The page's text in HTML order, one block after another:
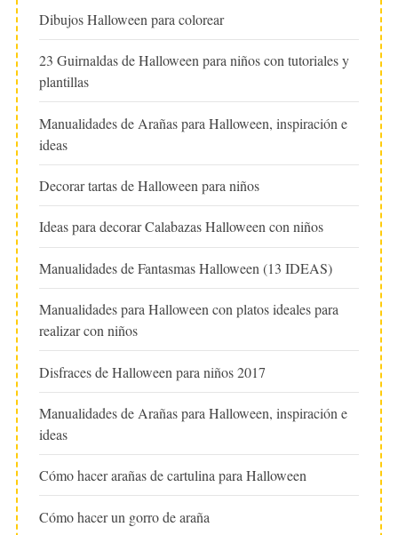
Dibujos Halloween para colorear
23 Guirnaldas de Halloween para niños con tutoriales y
plantillas
Manualidades de Arañas para Halloween, inspiración e
ideas
Decorar tartas de Halloween para niños
Ideas para decorar Calabazas Halloween con niños
Manualidades de Fantasmas Halloween (13 IDEAS)
Manualidades para Halloween con platos ideales para
realizar con niños
Disfraces de Halloween para niños 2017
Manualidades de Arañas para Halloween, inspiración e
ideas
Cómo hacer arañas de cartulina para Halloween
Cómo hacer un gorro de araña